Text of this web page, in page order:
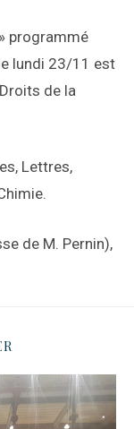
programmé
lundi 23/11 est
de la
Lettres,
de M. Pernin),